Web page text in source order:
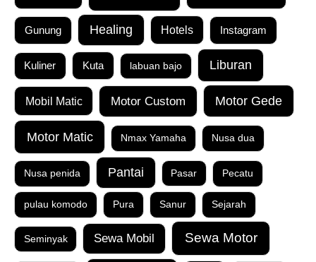
Gunung Healing Hotels Instagram
Kuliner Kuta labuan bajo Liburan
Mobil Matic Motor Custom Motor Gede
Motor Matic Nmax Yamaha Nusa dua
Nusa penida Pantai Pasar Pecatu
pulau komodo Pura Sanur Sejarah
Seminyak Sewa Mobil Sewa Motor